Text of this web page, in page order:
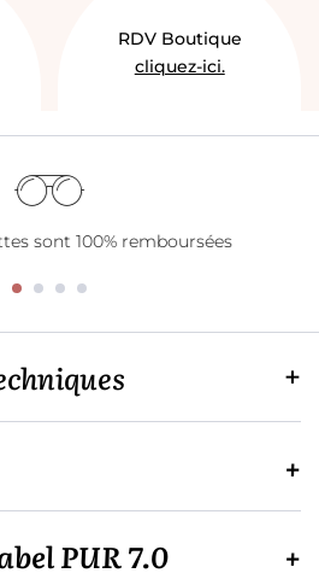
RDV Boutique
cliquez-ici.
sont 100% remboursées
PUR 7.0